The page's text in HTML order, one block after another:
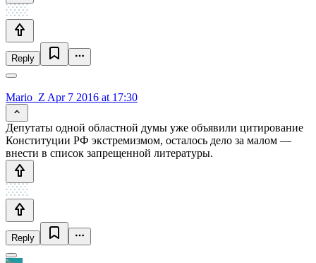
Reply
Mario_Z Apr 7 2016 at 17:30
Депутаты одной областной думы уже объявили цитирование
Конституции РФ экстремизмом, осталось дело за малом —
внести в список запрещенной литературы.
Reply